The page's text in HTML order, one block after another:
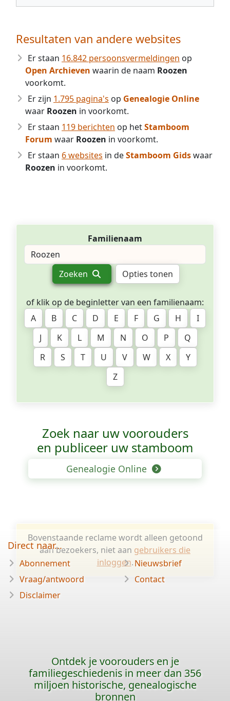
Resultaten van andere websites
Er staan 16.842 persoonsvermeldingen op
Open Archieven waarin de naam Roozen
voorkomt.
Er zijn 1.795 pagina's op Genealogie Online
waar Roozen in voorkomt.
Er staan 119 berichten op hetStamboom
Forum waar Roozen in voorkomt.
Er staan 6 websites in deStamboom Gidswaar
Roozen in voorkomt.
Familienaam
Zoeken Opties tonen
of klik op de beginletter van een familienaam:
A
B C D E F G H
I
J
K L M N O P
Q
R
S T U V W X
Y
Z
Zoek naar uw voorouders
en publiceer uw stamboom
Genealogie Online
Bovenstaande reclame wordt alleen getoond
aan bezoekers, niet aan gebruikers die
inloggen.
Direct naar...
Abonnement
Vraag/antwoord
Disclaimer
Nieuwsbrief
Contact
Ontdek je voorouders en je
familiegeschiedenis in meer dan 356
miljoen historische, genealogische
bronnen